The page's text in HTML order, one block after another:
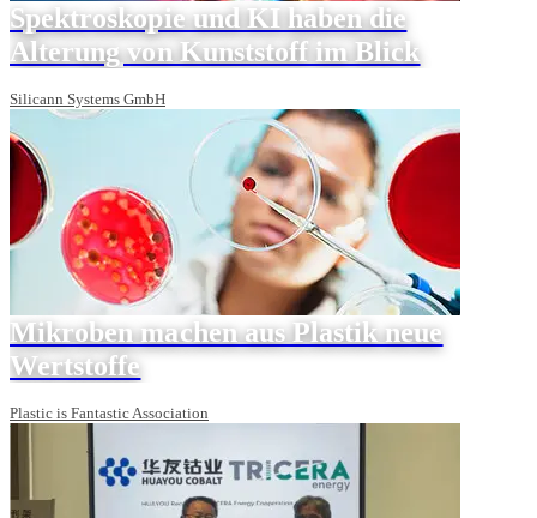
Spektroskopie und KI haben die
Alterung von Kunststoff im Blick
Silicann Systems GmbH
Mikroben machen aus Plastik neue
Wertstoffe
Plastic is Fantastic Association